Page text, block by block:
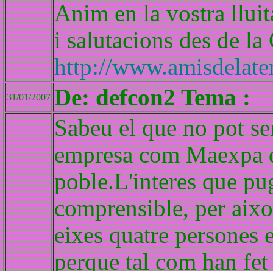
Anim en la vostra
i salutacions des de la
http://
31/01/2007 De: defcon2 Tema :
Sabeu el que no pot
empresa com
poble.L'interes que
comprensible, per
eixes quatre persones
perque tal com han